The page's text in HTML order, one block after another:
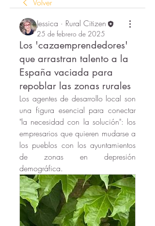
Volver
Jessica · Rural Citizen
25 de febrero de 2025
Los 'cazaemprendedores'
que arrastran talento a la
España vaciada para
repoblar las zonas rurales
Los agentes de desarrollo local son
una figura esencial para conectar
"la necesidad con la solución": los
empresarios que quieren mudarse a
los pueblos con los ayuntamientos
de zonas en depresión
demográfica.